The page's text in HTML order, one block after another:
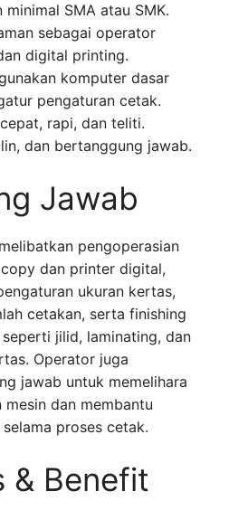
minimal SMA atau SMK.
sebagai operator
digital printing.
komputer dasar
pengaturan cetak.
rapi, dan teliti.
dan bertanggung jawab.
Jawab
pengoperasian
dan printer digital,
ukuran kertas,
cetakan, serta finishing
seperti jilid, laminating, dan
Operator juga
jawab untuk memelihara
mesin dan membantu
proses cetak.
& Benefit